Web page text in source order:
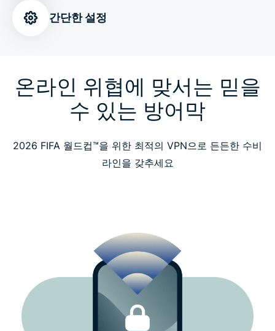
단 몇 분 만에 ExpressVPN을 다운로드하세요
서비스에 만족한 전 세계 사용자들의 후기
간단한 설정
온라인 위협에 맞서는 믿을
수 있는 방어막
2026 FIFA 월드컵™을 위한 최적의 VPN으로 든든한 수비
라인을 갖추세요